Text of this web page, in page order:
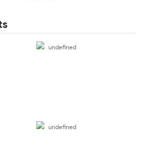
undefined
undefined